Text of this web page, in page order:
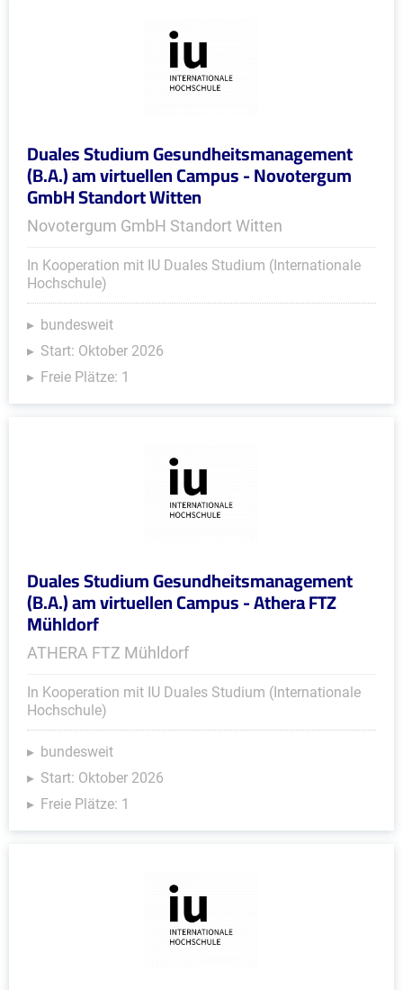
Duales Studium Gesundheitsmanagement
(B.A.) am virtuellen Campus - Novotergum
GmbH Standort Witten
Novotergum GmbH Standort Witten
In Kooperation mit IU Duales Studium (Internationale
Hochschule)
bundesweit
Start: Oktober 2026
Freie Plätze: 1
Duales Studium Gesundheitsmanagement
(B.A.) am virtuellen Campus - Athera FTZ
Mühldorf
ATHERA FTZ Mühldorf
In Kooperation mit IU Duales Studium (Internationale
Hochschule)
bundesweit
Start: Oktober 2026
Freie Plätze: 1